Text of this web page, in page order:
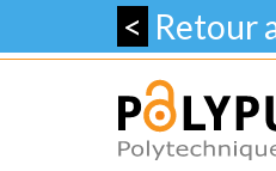
< Retour